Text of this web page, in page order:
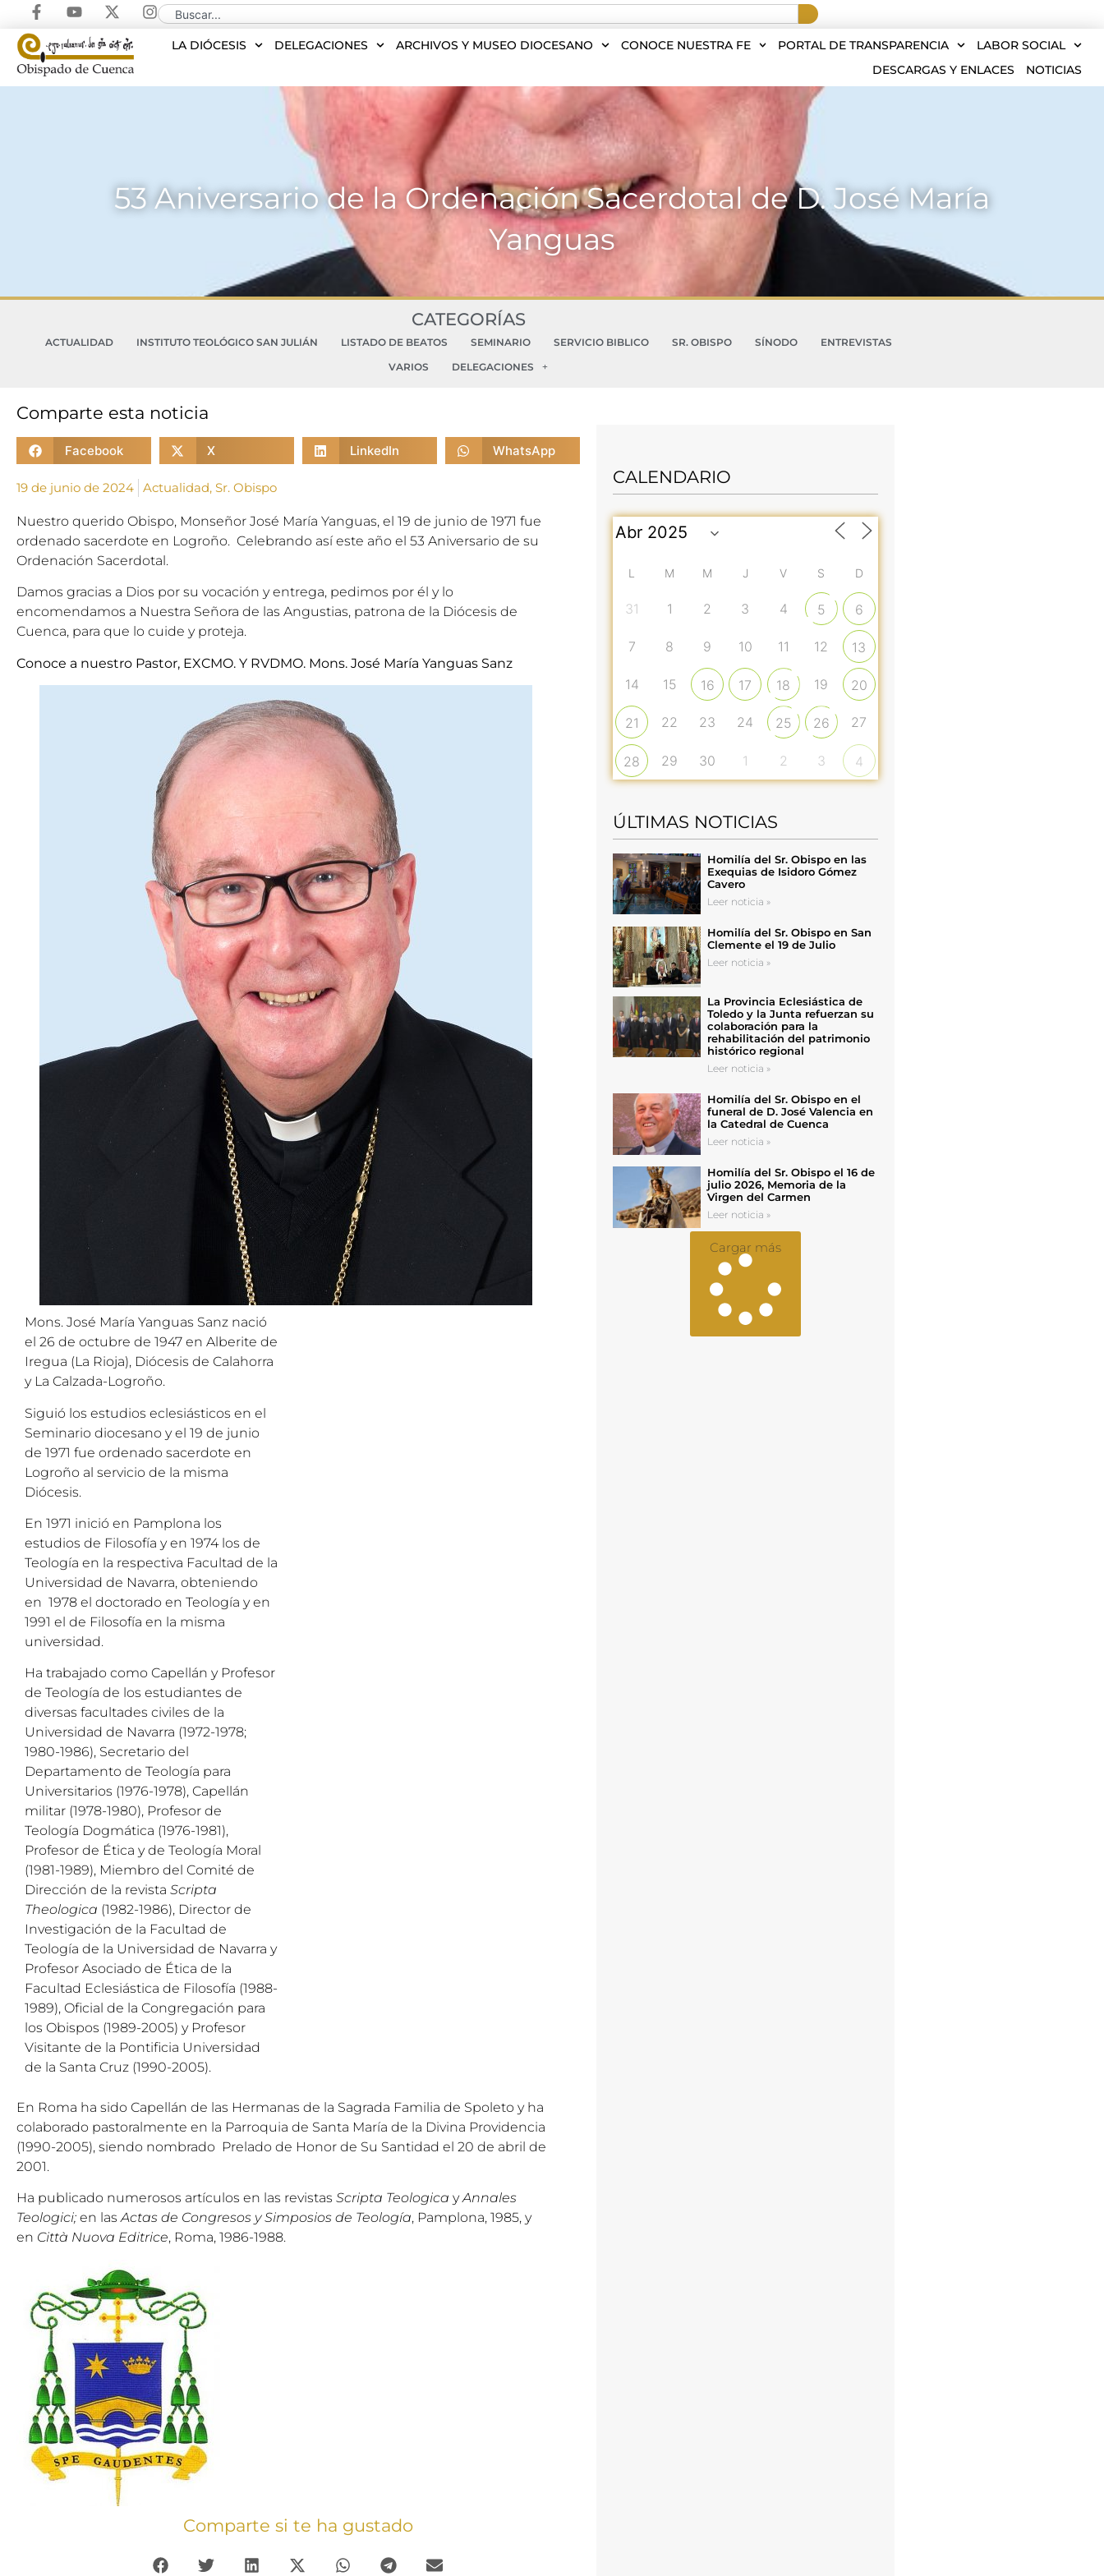
LA DIÓCESIS DELEGACIONES ARCHIVOS Y MUSEO DIOCESANO CONOCE NUESTRA FE PORTAL DE TRANSPARENCIA
LABOR SOCIAL
DESCARGAS Y ENLACES
NOTICIAS
53 Aniversario de la Ordenación Sacerdotal de D. José María
Yanguas
CATEGORÍAS
ACTUALIDAD INSTITUTO TEOLÓGICO SAN JULIÁN LISTADO DE BEATOS SEMINARIO SERVICIO BIBLICO SR. OBISPO SÍNODO
ENTREVISTAS
VARIOS
DELEGACIONES
Comparte esta noticia
Facebook X LinkedIn WhatsApp
19 de junio de 2024 Actualidad, Sr. Obispo
Nuestro querido Obispo, Monseñor José María Yanguas, el 19 de junio de 1971 fue
ordenado sacerdote en Logroño. Celebrando así este año el 53 Aniversario de su
Ordenación Sacerdotal.
Damos gracias a Dios por su vocación y entrega, pedimos por él y lo
encomendamos a Nuestra Señora de las Angustias, patrona de la Diócesis de
Cuenca, para que lo cuide y proteja.
Conoce a nuestro Pastor, EXCMO. Y RVDMO. Mons. José María Yanguas Sanz
Mons. José María Yanguas Sanz nació
el 26 de octubre de 1947 en Alberite de
Iregua (La Rioja), Diócesis de Calahorra
y La Calzada-Logroño.
Siguió los estudios eclesiásticos en el
Seminario diocesano y el 19 de junio
de 1971 fue ordenado sacerdote en
Logroño al servicio de la misma
Diócesis.
En 1971 inició en Pamplona los
estudios de Filosofía y en 1974 los de
Teología en la respectiva Facultad de la
Universidad de Navarra, obteniendo
en 1978 el doctorado en Teología y en
1991 el de Filosofía en la misma
universidad.
Ha trabajado como Capellán y Profesor
de Teología de los estudiantes de
diversas facultades civiles de la
Universidad de Navarra (1972-1978;
1980-1986), Secretario del
Departamento de Teología para
Universitarios (1976-1978), Capellán
militar (1978-1980), Profesor de
Teología Dogmática (1976-1981),
Profesor de Ética y de Teología Moral
(1981-1989), Miembro del Comité de
Dirección de la revista Scripta
Theologica (1982-1986), Director de
Investigación de la Facultad de
Teología de la Universidad de Navarra y
Profesor Asociado de Ética de la
Facultad Eclesiástica de Filosofía (1988-
1989), Oficial de la Congregación para
los Obispos (1989-2005) y Profesor
Visitante de la Pontificia Universidad
de la Santa Cruz (1990-2005).
En Roma ha sido Capellán de las Hermanas de la Sagrada Familia de Spoleto y ha
colaborado pastoralmente en la Parroquia de Santa María de la Divina Providencia
(1990-2005), siendo nombrado Prelado de Honor de Su Santidad el 20 de abril de
2001.
Ha publicado numerosos artículos en las revistas Scripta Teologica yAnnales
Teologici; en lasActas de Congresos y Simposios de Teología, Pamplona, 1985, y
en Città Nuova Editrice, Roma, 1986-1988.
Comparte si te ha gustado
CALENDARIO
L M M J V S D
31 1 2 3 4 5 6
7 8 9 10 11 12 13
14 15 16 17 18 19 20
21 22 23 24 25 26 27
28 29 30 1 2 3 4
ÚLTIMAS NOTICIAS
Homilía del Sr. Obispo en las
Exequias de Isidoro Gómez
Cavero
Leer noticia »
Homilía del Sr. Obispo en San
Clemente el 19 de Julio
Leer noticia »
La Provincia Eclesiástica de
Toledo y la Junta refuerzan su
colaboración para la
rehabilitación del patrimonio
histórico regional
Leer noticia »
Homilía del Sr. Obispo en el
funeral de D. José Valencia en
la Catedral de Cuenca
Leer noticia »
Homilía del Sr. Obispo el 16 de
julio 2026, Memoria de la
Virgen del Carmen
Leer noticia »
Cargar más